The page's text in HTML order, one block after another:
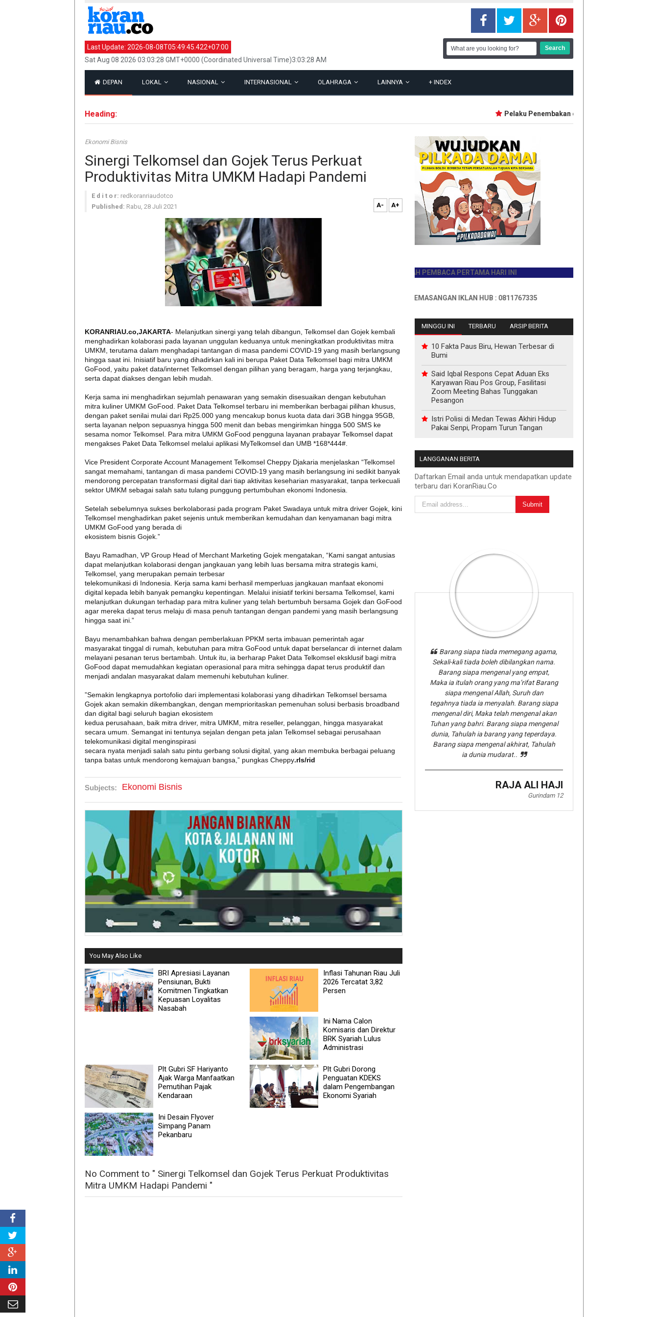
Last Update: 2026-08-08T05:49:45.422+07:00
Sat Aug 08 2026 03:03:28 GMT+0000 (Coordinated Universal Time)3:03:28 AM
DEPAN LOKAL NASIONAL INTERNASIONAL OLAHRAGA LAINNYA + INDEX
Heading: Pelaku Penembakan di Sekolah Thailand Diduga
Ekonomi Bisnis
Sinergi Telkomsel dan Gojek Terus Perkuat
Produktivitas Mitra UMKM Hadapi Pandemi
E d i t o r: redkoranriaudotco
Published: Rabu, 28 Juli 2021 A- A+
KORANRIAU.co,JAKARTA- Melanjutkan sinergi yang telah dibangun, Telkomsel dan Gojek kembali
menghadirkan kolaborasi pada layanan unggulan keduanya untuk meningkatkan produktivitas mitra
UMKM, terutama dalam menghadapi tantangan di masa pandemi COVID-19 yang masih berlangsung
hingga saat ini. Inisiatif baru yang dihadirkan kali ini berupa Paket Data Telkomsel bagi mitra UMKM
GoFood, yaitu paket data/internet Telkomsel dengan pilihan yang beragam, harga yang terjangkau,
serta dapat diakses dengan lebih mudah.
Kerja sama ini menghadirkan sejumlah penawaran yang semakin disesuaikan dengan kebutuhan
mitra kuliner UMKM GoFood. Paket Data Telkomsel terbaru ini memberikan berbagai pilihan khusus,
dengan paket senilai mulai dari Rp25.000 yang mencakup bonus kuota data dari 3GB hingga 95GB,
serta layanan nelpon sepuasnya hingga 500 menit dan bebas mengirimkan hingga 500 SMS ke
sesama nomor Telkomsel. Para mitra UMKM GoFood pengguna layanan prabayar Telkomsel dapat
mengakses Paket Data Telkomsel melalui aplikasi MyTelkomsel dan UMB *168*444#.
Vice President Corporate Account Management Telkomsel Cheppy Djakaria menjelaskan “Telkomsel
sangat memahami, tantangan di masa pandemi COVID-19 yang masih berlangsung ini sedikit banyak
mendorong percepatan transformasi digital dari tiap aktivitas keseharian masyarakat, tanpa terkecuali
sektor UMKM sebagai salah satu tulang punggung pertumbuhan ekonomi Indonesia.
Setelah sebelumnya sukses berkolaborasi pada program Paket Swadaya untuk mitra driver Gojek, kini
Telkomsel menghadirkan paket sejenis untuk memberikan kemudahan dan kenyamanan bagi mitra
UMKM GoFood yang berada di
ekosistem bisnis Gojek.”
Bayu Ramadhan, VP Group Head of Merchant Marketing Gojek mengatakan, “Kami sangat antusias
dapat melanjutkan kolaborasi dengan jangkauan yang lebih luas bersama mitra strategis kami,
Telkomsel, yang merupakan pemain terbesar
telekomunikasi di Indonesia. Kerja sama kami berhasil memperluas jangkauan manfaat ekonomi
digital kepada lebih banyak pemangku kepentingan. Melalui inisiatif terkini bersama Telkomsel, kami
melanjutkan dukungan terhadap para mitra kuliner yang telah bertumbuh bersama Gojek dan GoFood
agar mereka dapat terus melaju di masa penuh tantangan dengan pandemi yang masih berlangsung
hingga saat ini.”
Bayu menambahkan bahwa dengan pemberlakuan PPKM serta imbauan pemerintah agar
masyarakat tinggal di rumah, kebutuhan para mitra GoFood untuk dapat berselancar di internet dalam
melayani pesanan terus bertambah. Untuk itu, ia berharap Paket Data Telkomsel eksklusif bagi mitra
GoFood dapat memudahkan kegiatan operasional para mitra sehingga dapat terus produktif dan
menjadi andalan masyarakat dalam memenuhi kebutuhan kuliner.
”Semakin lengkapnya portofolio dari implementasi kolaborasi yang dihadirkan Telkomsel bersama
Gojek akan semakin dikembangkan, dengan memprioritaskan pemenuhan solusi berbasis broadband
dan digital bagi seluruh bagian ekosistem
kedua perusahaan, baik mitra driver, mitra UMKM, mitra reseller, pelanggan, hingga masyarakat
secara umum. Semangat ini tentunya sejalan dengan peta jalan Telkomsel sebagai perusahaan
telekomunikasi digital menginspirasi
secara nyata menjadi salah satu pintu gerbang solusi digital, yang akan membuka berbagai peluang
tanpa batas untuk mendorong kemajuan bangsa,” pungkas Cheppy.rls/rid
Subjects: Ekonomi Bisnis
You May Also Like
BRI Apresiasi Layanan
Pensiunan, Bukti
Komitmen Tingkatkan
Kepuasan Loyalitas
Nasabah
Inflasi Tahunan Riau Juli
2026 Tercatat 3,82
Persen
Ini Nama Calon
Komisaris dan Direktur
BRK Syariah Lulus
Administrasi
Plt Gubri SF Hariyanto
Ajak Warga Manfaatkan
Pemutihan Pajak
Kendaraan
Plt Gubri Dorong
Penguatan KDEKS
dalam Pengembangan
Ekonomi Syariah
Ini Desain Flyover
Simpang Panam
Pekanbaru
No Comment to " Sinergi Telkomsel dan Gojek Terus Perkuat Produktivitas
Mitra UMKM Hadapi Pandemi "
JADILAH PEMBACA PERTAMA HARI INI
INFO PEMASANGAN IKLAN HUB : 0811767335
MINGGU INI TERBARU ARSIP BERITA
10 Fakta Paus Biru, Hewan Terbesar di
Bumi
Said Iqbal Respons Cepat Aduan Eks
Karyawan Riau Pos Group, Fasilitasi
Zoom Meeting Bahas Tunggakan
Pesangon
Istri Polisi di Medan Tewas Akhiri Hidup
Pakai Senpi, Propam Turun Tangan
LANGGANAN BERITA
Daftarkan Email anda untuk mendapatkan update
terbaru dari KoranRiau.Co
Barang siapa tiada memegang agama,
Sekali-kali tiada boleh dibilangkan nama.
Barang siapa mengenal yang empat,
Maka ia itulah orang yang ma’rifat Barang
siapa mengenal Allah, Suruh dan
tegahnya tiada ia menyalah. Barang siapa
mengenal diri, Maka telah mengenal akan
Tuhan yang bahri. Barang siapa mengenal
dunia, Tahulah ia barang yang teperdaya.
Barang siapa mengenal akhirat, Tahulah
ia dunia mudarat..
RAJA ALI HAJI
Gurindam 12